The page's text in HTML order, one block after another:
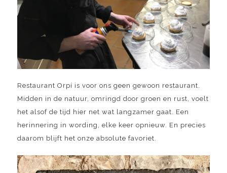
Restaurant Orpí is voor ons geen gewoon restaurant.
Midden in de natuur, omringd door groen en rust, voelt
het alsof de tijd hier net wat langzamer gaat. Een
herinnering in wording, elke keer opnieuw. En precies
daarom blijft het onze absolute favoriet.